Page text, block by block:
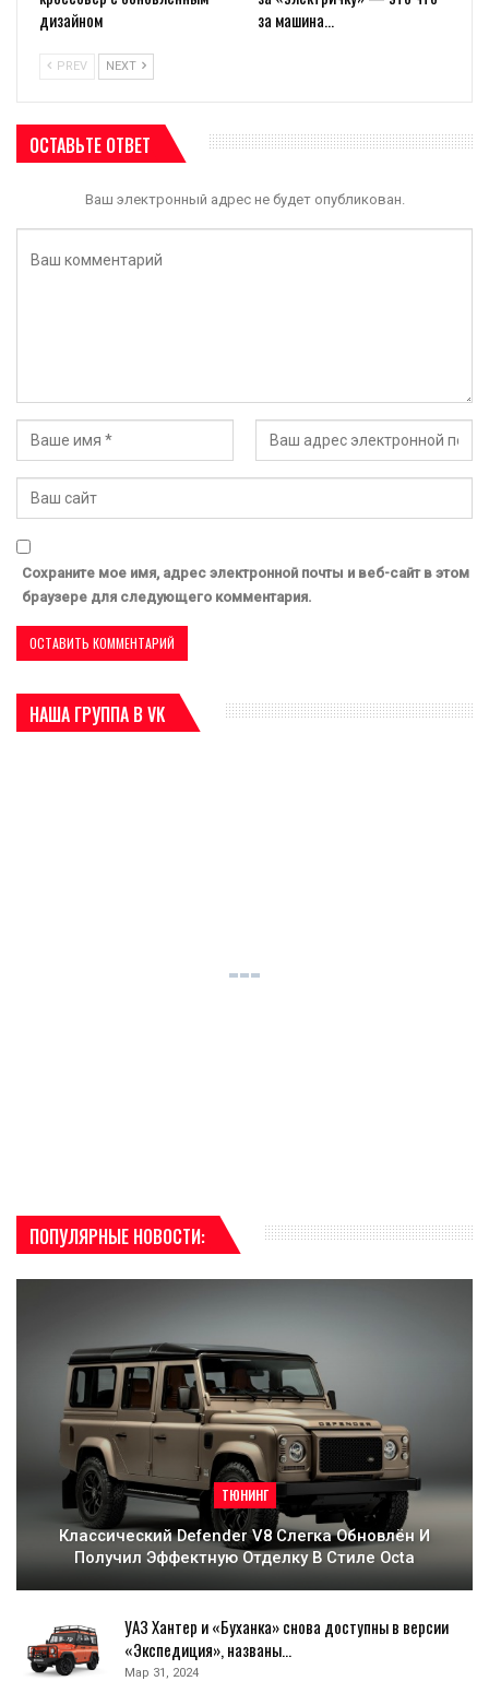
дизайном
за машина…
PREV NEXT
ОСТАВЬТЕ ОТВЕТ
Ваш электронный адрес не будет опубликован.
Сохраните мое имя, адрес электронной почты и веб-сайт в этом
браузере для следующего комментария.
НАША ГРУППА В VK
ПОПУЛЯРНЫЕ НОВОСТИ:
ТЮНИНГ
Классический Defender V8 Слегка Обновлён И
Получил Эффектную Отделку В Стиле Octa
УАЗ Хантер и «Буханка» снова доступны в версии
«Экспедиция», названы…
Мар 31, 2024